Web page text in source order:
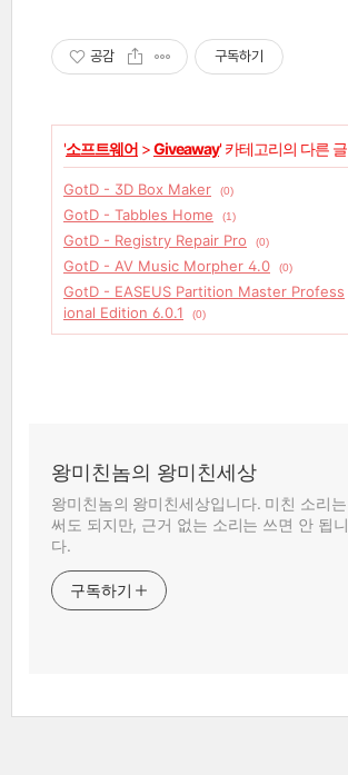
공감 구독하기
'소프트웨어 >Giveaway' 카테고리의 다른 글
GotD - 3D Box Maker (0)
GotD - Tabbles Home
(1)
GotD - Registry Repair Pro
(0)
GotD - AV Music Morpher 4.0
(0)
GotD - EASEUS Partition Master Profess
ional Edition 6.0.1
(0)
왕미친놈의 왕미친세상
왕미친놈의 왕미친세상입니다. 미친 소리는
써도 되지만, 근거 없는 소리는 쓰면 안 됩니
다.
구독하기